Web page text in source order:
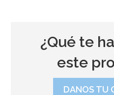
¿Qué te
este
DANOS TU